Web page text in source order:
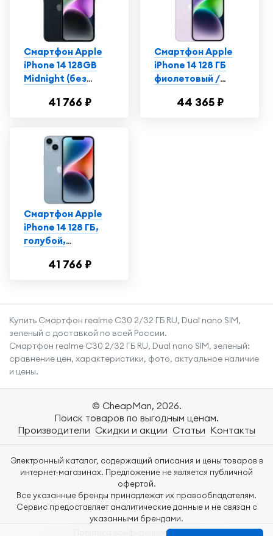
Смартфон Apple
iPhone 14 128GB
Midnight (без
41 766 ₽
Смартфон Apple
iPhone 14 128 ГБ
фиолетовый /
Телефон44 365 ₽
Смартфон Apple
iPhone 14 128 ГБ,
голубой,
образец, экран
41 766 ₽
Купить Смартфон realme C30 2/32 ГБ RU, Dual nano SIM,
зеленый с доставкой по всей России.
Смартфон realme C30 2/32 ГБ RU, Dual nano SIM, зеленый:
сравнение цен, характеристики, фото, актуальное наличие
и цены.
© CheapMan, 2026.
Поиск товаров по выгодным ценам.
Производители Скидки и акции Статьи Контакты
Электронный каталог, содержащий описания и цены товаров в
интернет-магазинах. Предложение не является публичной
офертой.
Все указанные бренды принадлежат их правообладателям.
Сервис предоставляет аналитические данные и не связан с
указанными брендами.
Политика конфиденциальности